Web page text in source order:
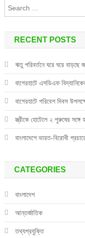
RECENT POSTS
ঋতু পরিবর্তনে ঘরে ঘরে
বাগেরহাটে এসডিএফ
বাগেরহাটে পরিবেশ দিবস
স্ত্রীকে হোটেলে ২ পুরুষের সঙ্গে
বাংলাদেশে ভারত-বিরোধী
CATEGORIES
বাংলাদেশ
আন্তর্জাতিক
তথ্যপ্রযুক্তি